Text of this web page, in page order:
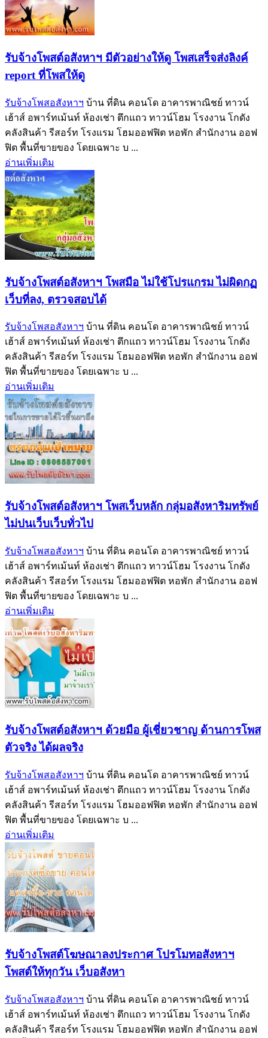
รับจ้างโพสต์อสังหาฯ มีตัวอย่างให้ดู โพสเสร็จส่งลิงค์
report ที่โพสให้ดู
รับจ้างโพสอสังหาฯ บ้าน ที่ดิน คอนโด อาคารพาณิชย์ ทาวน์
เฮ้าส์ อพาร์ทเม้นท์ ห้องเช่า ตึกแถว ทาวน์โฮม โรงงาน โกดัง
คลังสินค้า รีสอร์ท โรงแรม โฮมออฟฟิต หอพัก สำนักงาน ออฟ
ฟิต พื้นที่ขายของ โดยเฉพาะ บ ...
อ่านเพิ่มเติม
รับจ้างโพสต์อสังหาฯ โพสมือ ไม่ใช้โปรแกรม ไม่ผิดกฏ
เว็บที่ลง, ตรวจสอบได้
รับจ้างโพสอสังหาฯ บ้าน ที่ดิน คอนโด อาคารพาณิชย์ ทาวน์
เฮ้าส์ อพาร์ทเม้นท์ ห้องเช่า ตึกแถว ทาวน์โฮม โรงงาน โกดัง
คลังสินค้า รีสอร์ท โรงแรม โฮมออฟฟิต หอพัก สำนักงาน ออฟ
ฟิต พื้นที่ขายของ โดยเฉพาะ บ ...
อ่านเพิ่มเติม
รับจ้างโพสต์อสังหาฯ โพสเว็บหลัก กลุ่มอสังหาริมทรัพย์
ไม่ปนเว็บเว็บทั่วไป
รับจ้างโพสอสังหาฯ บ้าน ที่ดิน คอนโด อาคารพาณิชย์ ทาวน์
เฮ้าส์ อพาร์ทเม้นท์ ห้องเช่า ตึกแถว ทาวน์โฮม โรงงาน โกดัง
คลังสินค้า รีสอร์ท โรงแรม โฮมออฟฟิต หอพัก สำนักงาน ออฟ
ฟิต พื้นที่ขายของ โดยเฉพาะ บ ...
อ่านเพิ่มเติม
รับจ้างโพสต์อสังหาฯ ด้วยมือ ผู้เชี่ยวชาญ ด้านการโพส
ตัวจริง ได้ผลจริง‎
รับจ้างโพสอสังหาฯ บ้าน ที่ดิน คอนโด อาคารพาณิชย์ ทาวน์
เฮ้าส์ อพาร์ทเม้นท์ ห้องเช่า ตึกแถว ทาวน์โฮม โรงงาน โกดัง
คลังสินค้า รีสอร์ท โรงแรม โฮมออฟฟิต หอพัก สำนักงาน ออฟ
ฟิต พื้นที่ขายของ โดยเฉพาะ บ ...
อ่านเพิ่มเติม
รับจ้างโพสต์โฆษณาลงประกาศ โปรโมทอสังหาฯ
โพสต์ให้ทุกวัน เว็บอสังหา
รับจ้างโพสอสังหาฯ บ้าน ที่ดิน คอนโด อาคารพาณิชย์ ทาวน์
เฮ้าส์ อพาร์ทเม้นท์ ห้องเช่า ตึกแถว ทาวน์โฮม โรงงาน โกดัง
คลังสินค้า รีสอร์ท โรงแรม โฮมออฟฟิต หอพัก สำนักงาน ออฟ